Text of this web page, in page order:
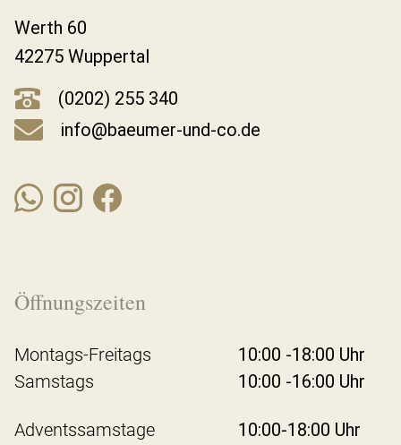
Werth 60
42275 Wuppertal
(0202) 255 340
info@baeumer-und-co.de
Öffnungszeiten
Montags-Freitags
10:00 -18:00 Uhr
Samstags
10:00 -16:00 Uhr
Adventssamstage 10:00-18:00 Uhr